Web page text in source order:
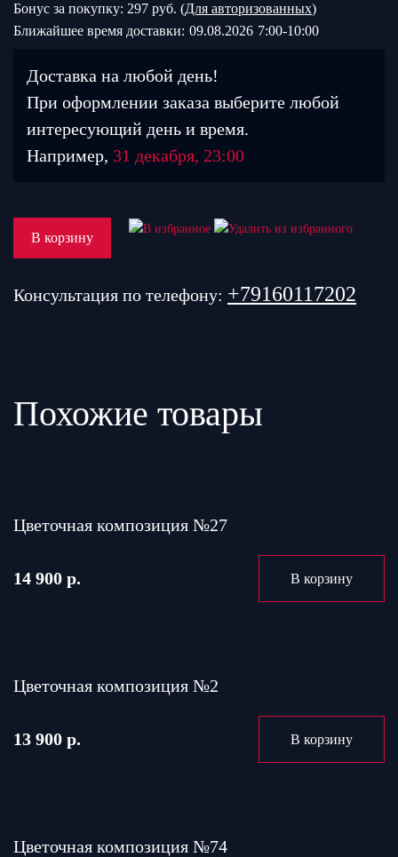
Бонус за покупку: 297 руб. (Для авторизованных)
Ближайшее время доставки: 09.08.2026 7:00-10:00
Доставка на любой день!
При оформлении заказа выберите любой
интересующий день и время.
Например, 31 декабря, 23:00
В корзину
Консультация по телефону: +79160117202
Похожие товары
Цветочная композиция №27
14 900 р. В корзину
Цветочная композиция №2
13 900 р. В корзину
Цветочная композиция №74